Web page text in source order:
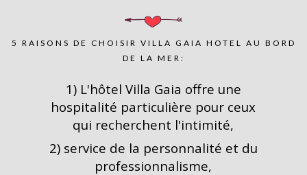
5 RAISONS DE CHOISIR VILLA GAIA HOTEL AU BORD
DE LA MER:
1) L'hôtel Villa Gaia offre une
hospitalité particulière pour ceux
qui recherchent l'intimité,
2) service de la personnalité et du
professionnalisme,